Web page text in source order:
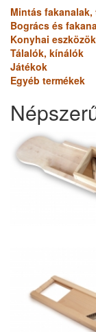
Mintás
Bogrács és
Konyhai eszközök
Tálalók, kínálók
Játékok
Egyéb termékek